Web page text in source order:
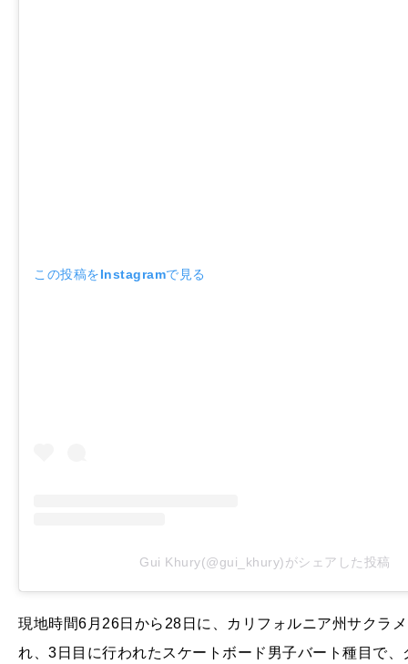
この投稿をInstagramで見る
Gui Khury(@gui_khury)がシェアした投稿
現地時間6月26日から28日に、カリフォルニア州サクラ
れ、3日目に行われたスケートボード男子バート種目で